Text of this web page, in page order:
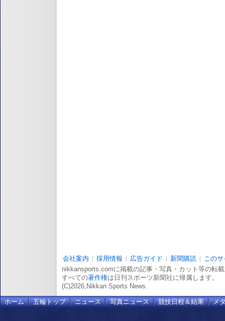
会社案内 採用情報 広告ガイド 新聞購読
この
nikkansports.comに掲載の記事・写真・カット等の転
すべての著作権は日刊スポーツ新聞社に帰属します。
(C)2026,Nikkan Sports News.
ホーム 五輪トップ ニュース 写真ニュース 競技日程＆結果 メ